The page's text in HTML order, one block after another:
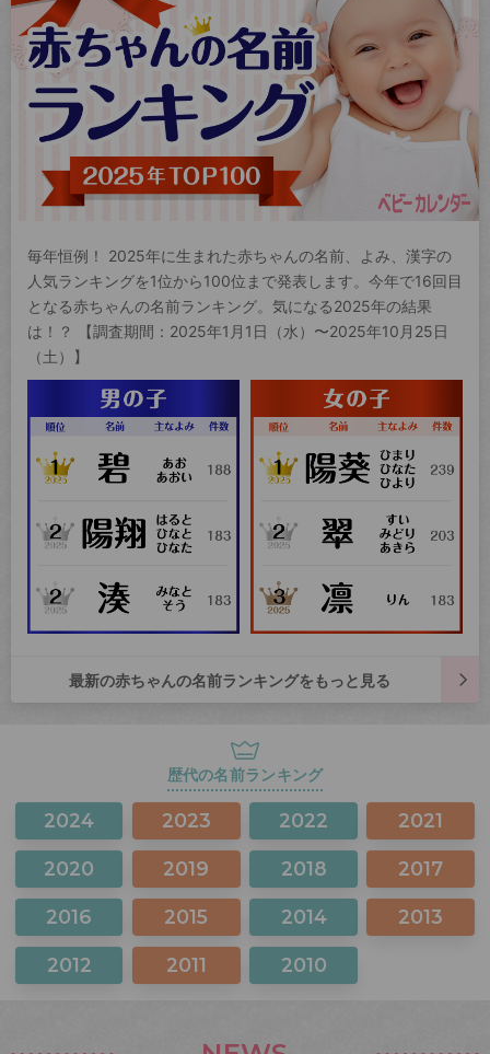
毎年恒例！ 2025年に生まれた赤ちゃんの名前、よみ、漢字の
人気ランキングを1位から100位まで発表します。今年で16回目
となる赤ちゃんの名前ランキング。気になる2025年の結果
は！？ 【調査期間：2025年1月1日（水）〜2025年10月25日
（土）】
最新の赤ちゃんの名前ランキングをもっと見る
歴代の名前ランキング
2024 2023 2022 2021
2020 2019 2018 2017
2016 2015 2014 2013
2012 2011 2010